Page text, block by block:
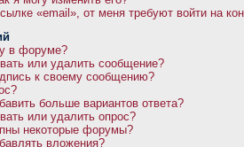
«email», от меня требуют войти на
в форуме?
или удалить сообщение?
к своему сообщению?
больше вариантов ответа?
или удалить опрос?
некоторые форумы?
вложения?